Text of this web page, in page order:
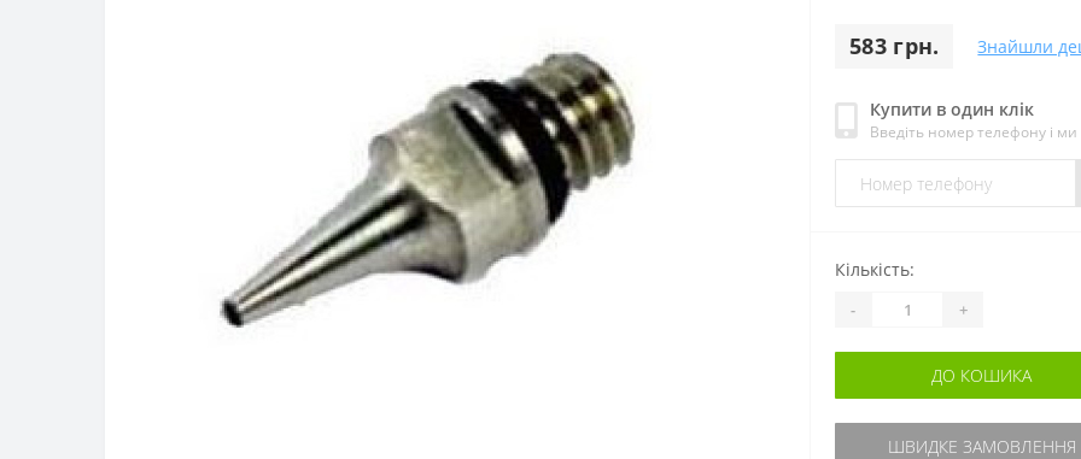
583 грн. Знайшли
Купити в один клік
Введіть номер телефону і
Кількість:
- +
ДО КОШИКА
ШВИДКЕ ЗАМОВЛЕННЯ